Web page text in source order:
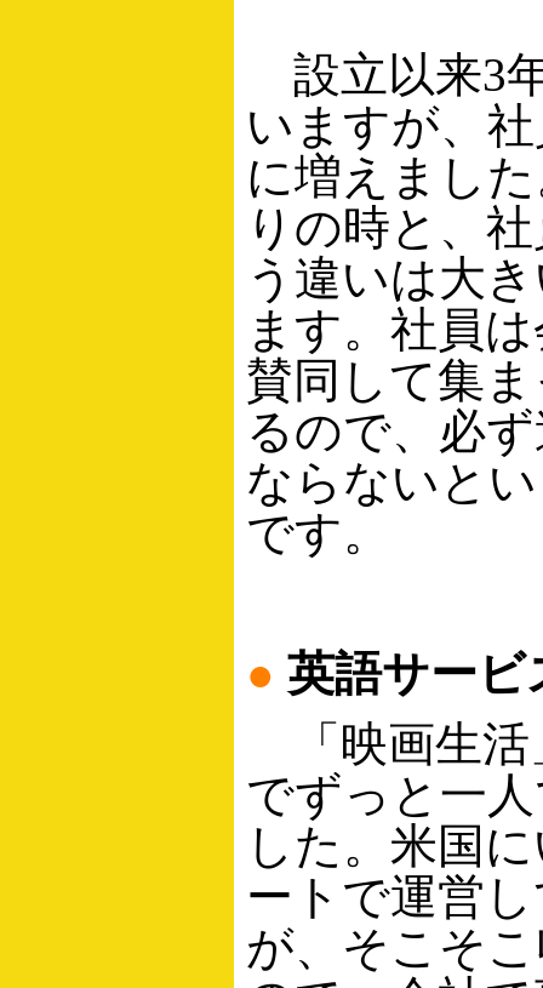
設立以来3
いますが、
に増えまし
りの時と、
う違いは大
ます。社員
賛同して集
るので、必
ならないと
です。
● 英語サービ
「映画生活
でずっと一
した。米国
ートで運営
が、そこそ